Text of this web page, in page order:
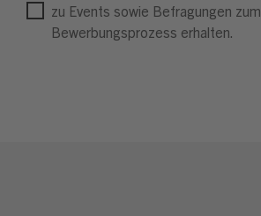
zu Events sowie Befragungen zum
Bewerbungsprozess erhalten.